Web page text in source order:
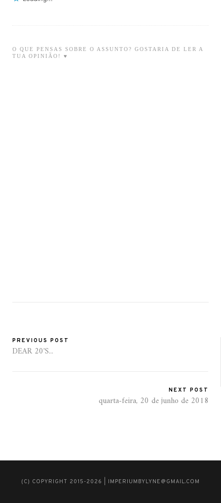
O QUE PENSAS SOBRE O ASSUNTO? GOSTARIA DE LER A
TUA OPINIÃO! ♥
PREVIOUS POST
DEAR 20'S...
NEXT POST
quarta-feira, 20 de junho de 2018
(C) COPYRIGHT 2015-2026 | IMPERIUMBYLYNE@GMAIL.COM